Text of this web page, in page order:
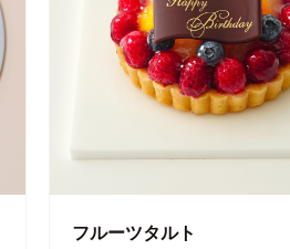
フルーツタルト